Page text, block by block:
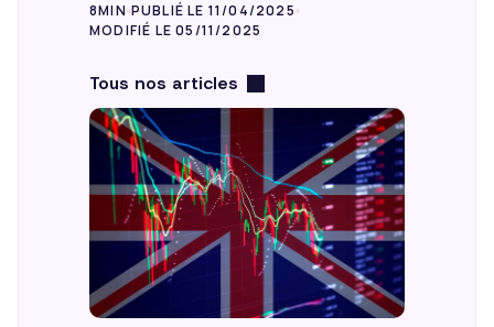
8MIN PUBLIÉ LE 11/04/2025
MODIFIÉ LE 05/11/2025
Tous nos articles